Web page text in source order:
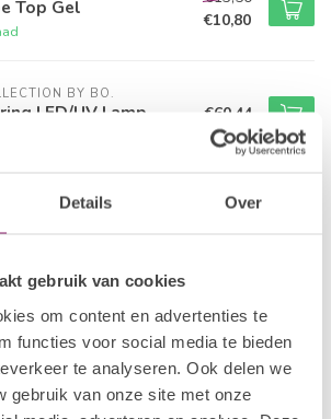
Details Over
gebruik van cookies
om content en advertenties te
functies voor social media te bieden
te analyseren. Ook delen we
gebruik van onze site met onze
Top Gel
€10,80
BY BO.
LED/UV Lamp €60,44
BY BO.
#042 Reflecting
€12,50
BY BO.
€48,33
€38,66